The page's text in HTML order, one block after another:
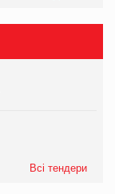
Всі тендери